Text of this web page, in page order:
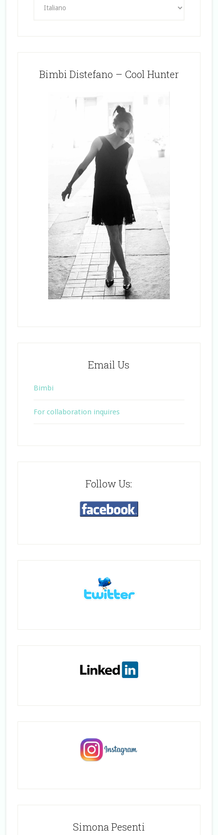
Bimbi Distefano – Cool Hunter
Email Us
Bimbi
For collaboration inquires
Follow Us:
Simona Pesenti